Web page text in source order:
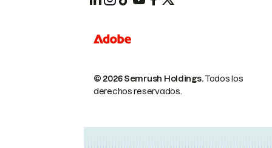
© 2026 Semrush Holdings.Todos los
derechos reservados.